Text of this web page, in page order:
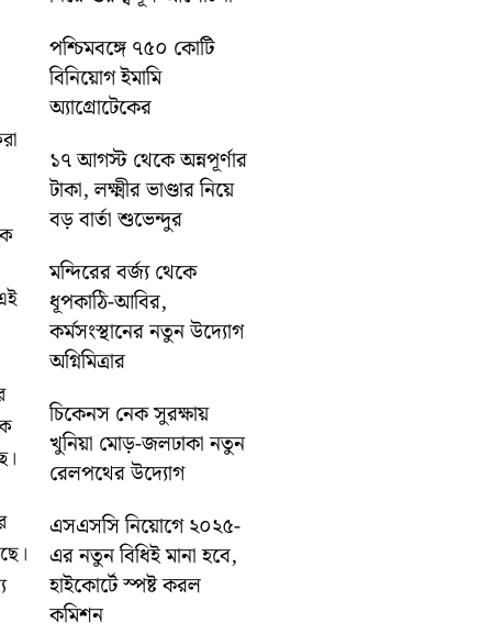
পশ্চিমবঙ্গে ৭৫০ কোটি
বিনিয়োগ ইমামি
অ্যাগ্রোটেকের
১৭ আগস্ট থেকে অন্নপূর্ণার
টাকা, লক্ষ্মীর ভাণ্ডার নিয়ে
বড় বার্তা শুভেন্দুর
মন্দিরের বর্জ্য থেকে
ধূপকাঠি-আবির,
কর্মসংস্থানের নতুন উদ্যোগ
অগ্নিমিত্রার
চিকেনস নেক সুরক্ষায়
খুনিয়া মোড়-জলঢাকা নতুন
রেলপথের উদ্যোগ
এসএসসি নিয়োগে ২০২৫-
এর নতুন বিধিই মানা হবে,
হাইকোর্টে স্পষ্ট করল
কমিশন